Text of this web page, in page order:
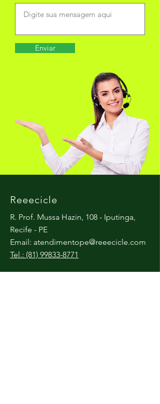
Enviar
Reeecicle
R. Prof. Mussa Hazin, 108 - Iputinga,
Recife - PE
Email: atendimentope@reeecicle.com
Tel.: (81) 99833-8771